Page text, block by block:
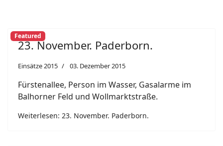
Featured
23. November. Paderborn.
Einsätze 2015 03. Dezember 2015
Fürstenallee, Person im Wasser, Gasalarme im
Balhorner Feld und Wollmarktstraße.
Weiterlesen: 23. November. Paderborn.